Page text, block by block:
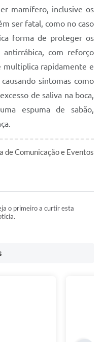
mamífero, inclusive os
ser fatal, como no caso
forma de proteger os
com reforço
multiplica rapidamente e
sintomas como
de saliva na boca,
espuma de sabão,
de Comunicação e Eventos
o primeiro a curtir esta